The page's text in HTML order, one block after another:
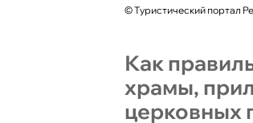
©Туристический портал
Как
храмы,
церковных